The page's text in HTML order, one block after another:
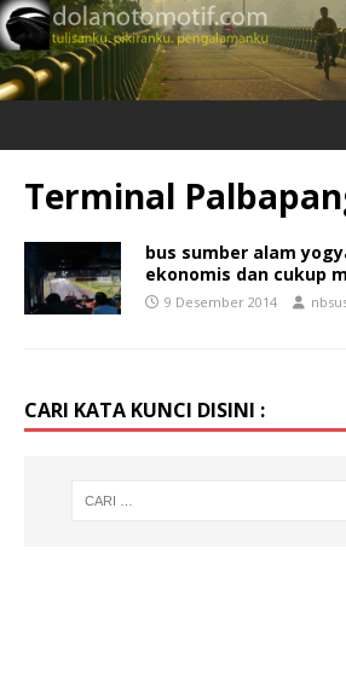
Terminal
bus sumber alam
ekonomis dan cukup
9 Desember 2014
CARI KATA KUNCI DISINI :